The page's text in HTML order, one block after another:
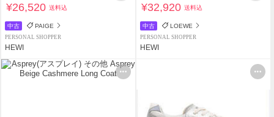
¥26,520送料込
中古 PAIGE
PERSONAL SHOPPER
HEWI
¥32,920送料込
中古 LOEWE
PERSONAL SHOPPER
HEWI